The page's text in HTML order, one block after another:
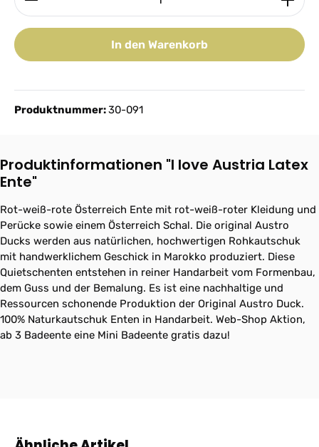
In den Warenkorb
Produktnummer:30-091
Produktinformationen "I love Austria Latex
Ente"
Rot-weiß-rote Österreich Ente mit rot-weiß-roter Kleidung und
Perücke sowie einem Österreich Schal. Die original Austro
Ducks werden aus natürlichen, hochwertigen Rohkautschuk
mit handwerklichem Geschick in Marokko produziert. Diese
Quietschenten entstehen in reiner Handarbeit vom Formenbau,
dem Guss und der Bemalung. Es ist eine nachhaltige und
Ressourcen schonende Produktion der Original Austro Duck.
100% Naturkautschuk Enten in Handarbeit. Web-Shop Aktion,
ab 3 Badeente eine Mini Badeente gratis dazu!
Produktgalerie überspringen